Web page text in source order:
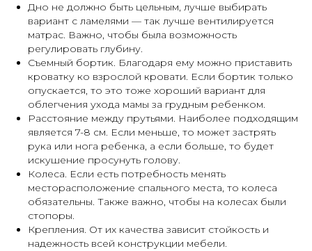
Дно не должно быть цельным, лучше выбирать
вариант с ламелями — так лучше вентилируется
матрас. Важно, чтобы была возможность
регулировать глубину.
Съемный бортик. Благодаря ему можно приставить
кроватку ко взрослой кровати. Если бортик только
опускается, то это тоже хороший вариант для
облегчения ухода мамы за грудным ребенком.
Расстояние между прутьями. Наиболее подходящим
является 7-8 см. Если меньше, то может застрять
рука или нога ребенка, а если больше, то будет
искушение просунуть голову.
Колеса. Если есть потребность менять
месторасположение спального места, то колеса
обязательны. Также важно, чтобы на колесах были
стопоры.
Крепления. От их качества зависит стойкость и
надежность всей конструкции мебели.